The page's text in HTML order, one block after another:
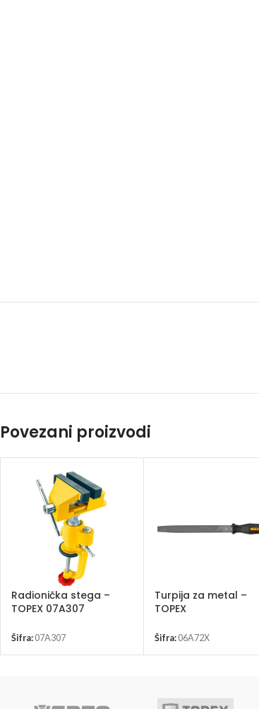
Povezani proizvodi
Radionička stega –
TOPEX 07A307
Šifra: 07A307
Turpija za metal –
TOPEX
Šifra: 06A72X